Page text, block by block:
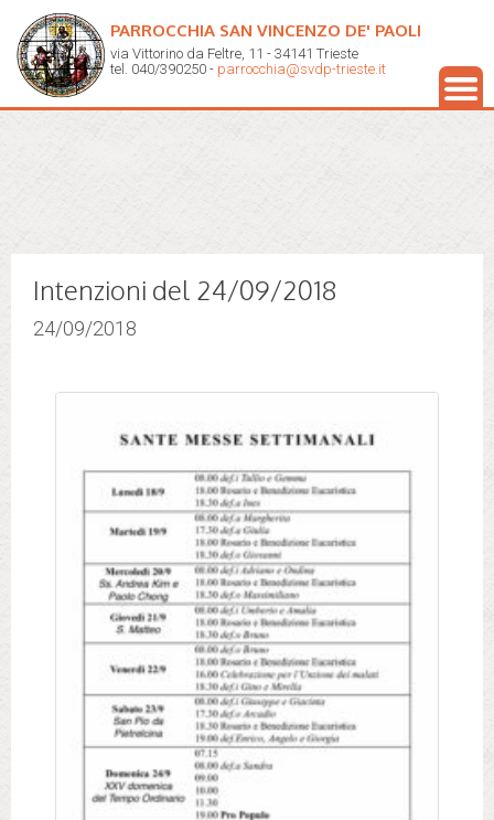
PARROCCHIA SAN VINCENZO DE' PAOLI
via Vittorino da Feltre, 11 - 34141 Trieste
tel. 040/390250 - parrocchia@svdp-trieste.it
Intenzioni del 24/09/2018
24/09/2018